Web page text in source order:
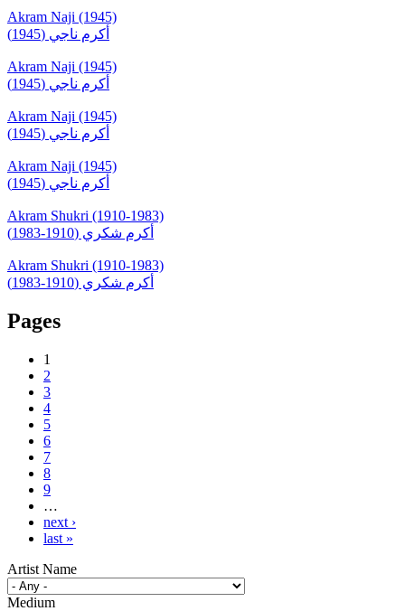
Akram Naji (1945)
أكرم ناجي (1945)
Akram Naji (1945)
أكرم ناجي (1945)
Akram Naji (1945)
أكرم ناجي (1945)
Akram Naji (1945)
أكرم ناجي (1945)
Akram Shukri (1910-1983)
أكرم شكري (1910-1983)
Akram Shukri (1910-1983)
أكرم شكري (1910-1983)
Pages
1
2
3
4
5
6
7
8
9
…
next ›
last »
Artist Name
Medium